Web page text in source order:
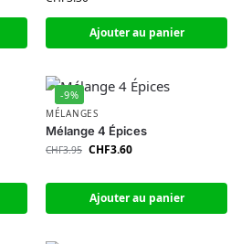
Ajouter au panier
-9%
MÉLANGES
Mélange 4 Épices
CHF3.95 CHF3.60
Ajouter au panier